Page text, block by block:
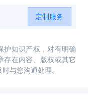
定制服务
护知识产权，对有明确
存在内容、版权或其它
与您沟通处理。